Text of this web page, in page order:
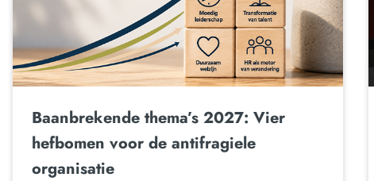
Baanbrekende thema’s 2027: Vier
hefbomen voor de antifragiele
organisatie